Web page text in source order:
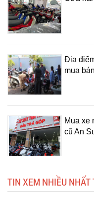
Địa
mua
Mua xe
cũ An
TIN XEM NHIỀU